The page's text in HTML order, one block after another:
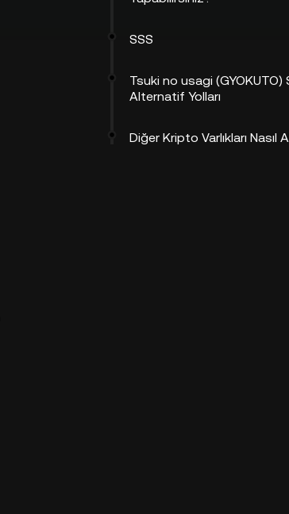
SSS
Tsuki no usagi (GYOKUTO)
Alternatif Yolları
Diğer Kripto Varlıkları Nasıl